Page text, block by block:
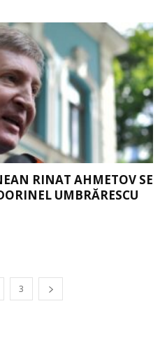
RINAT AHMETOV SE
UMBRĂRESCU
3